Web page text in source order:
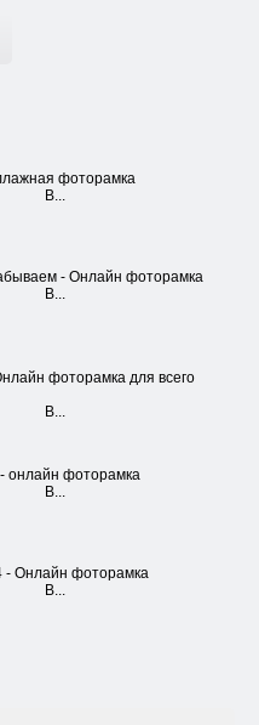
фоторамка
В...
- Онлайн фоторамка
В...
фоторамка для всего
В...
онлайн фоторамка
В...
- Онлайн фоторамка
В...